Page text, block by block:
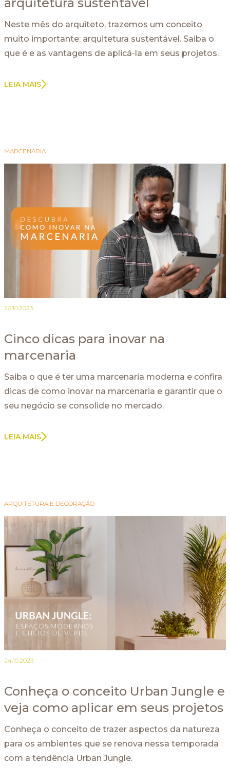
Neste mês do arquiteto, trazemos um conceito
muito importante: arquitetura sustentável. Saiba o
que é e as vantagens de aplicá-la em seus projetos.
LEIA MAIS
MARCENARIA
26.10.2023
Cinco dicas para inovar na
marcenaria
Saiba o que é ter uma marcenaria moderna e confira
dicas de como inovar na marcenaria e garantir que o
seu negócio se consolide no mercado.
LEIA MAIS
ARQUITETURA E DECORAÇÃO
24.10.2023
Conheça o conceito Urban Jungle e
veja como aplicar em seus projetos
Conheça o conceito de trazer aspectos da natureza
para os ambientes que se renova nessa temporada
com a tendência Urban Jungle.